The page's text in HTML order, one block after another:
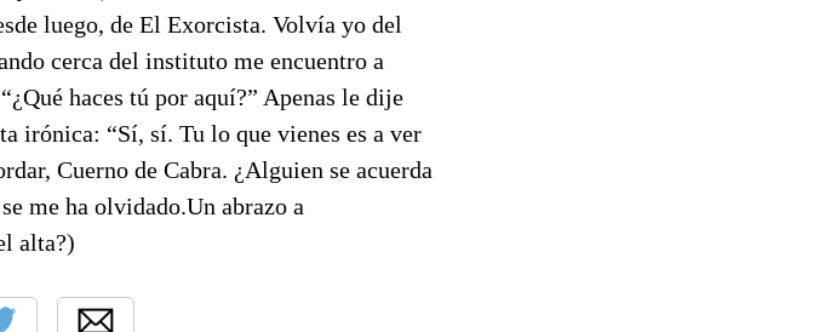
luego, de El Exorcista. Volvía yo del
cerca del instituto me encuentro a
haces tú por aquí?” Apenas le dije
irónica: “Sí, sí. Tu lo que vienes es a ver
Cuerno de Cabra. ¿Alguien se acuerda
me ha olvidado.Un abrazo a
alta?)